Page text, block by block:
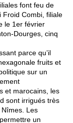
font feu de
Froid Combi, filiale
le 1er février
Dourges, cinq
parce qu’il
fruits et
sur un
et marocains, les
sont irrigués très
Les
un